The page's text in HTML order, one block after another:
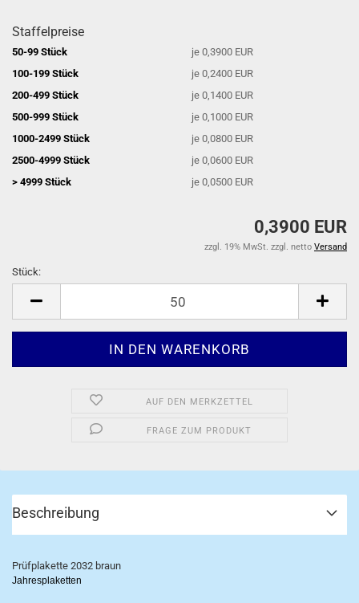
Staffelpreise
50-99 Stück
je 0,3900 EUR
100-199 Stück
je 0,2400 EUR
200-499 Stück
je 0,1400 EUR
500-999 Stück
je 0,1000 EUR
1000-2499 Stück
je 0,0800 EUR
2500-4999 Stück
je 0,0600 EUR
> 4999 Stück
je 0,0500 EUR
0,3900 EUR
zzgl. 19% MwSt. zzgl. netto Versand
Stück:
AUF DEN MERKZETTEL
FRAGE ZUM PRODUKT
Beschreibung
Prüfplakette 2032 braun
Jahresplaketten